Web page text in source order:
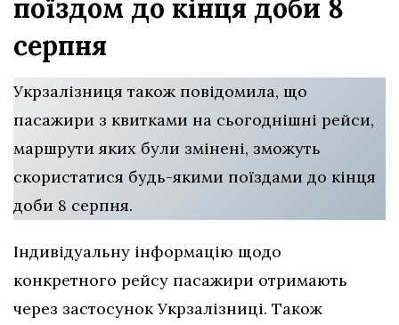
поїздом до кінця доби 8
серпня
Укрзалізниця також повідомила, що
пасажири з квитками на сьогоднішні рейси,
маршрути яких були змінені, зможуть
скористатися будь-якими поїздами до кінця
доби 8 серпня.
Індивідуальну інформацію щодо
конкретного рейсу пасажири отримають
через застосунок Укрзалізниці. Також